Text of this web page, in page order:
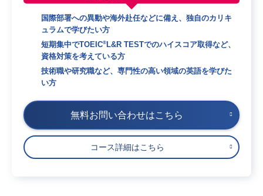
国際部署への異動や海外赴任などに備え、独自のカリキ
ュラムで学びたい方
短期集中でTOEIC®L&R TESTでのハイスコア取得など、
資格対策を考えている方
技術職や研究職など、専門性の高い領域の英語を学びた
い方
無料お問い合わせはこちら
コース詳細はこちら